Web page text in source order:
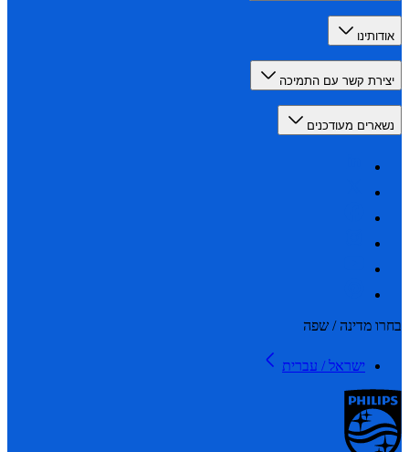
קשר עם התמיכה
מעודכנים
מדינה / שפה
ישראל / עברית